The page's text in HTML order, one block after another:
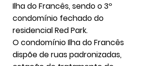
Ilha do Francês, sendo o 3º
condomínio fechado do
residencial Red Park.
O condomínio Ilha do Francês
dispõe de ruas padronizadas,